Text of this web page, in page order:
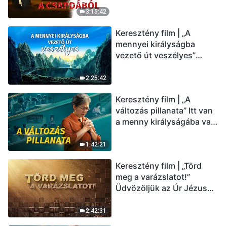
3:15:42
2:25:42
Keresztény film | „A
mennyei királyságba
vezető út veszélyes”
1:42:21
Keresztény film | „A
változás pillanata” Itt van
a menny királyságába való
2:42:31
Keresztény film | „Törd
meg a varázslatot!”
Üdvözöljük az Úr Jézus